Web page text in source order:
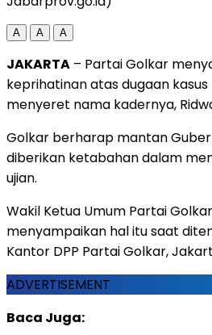
A A A
JAKARTA – Partai Golkar
keprihatinan atas dugaan
menyeret nama kadernya,
Golkar berharap mantan
diberikan ketabahan dalam
ujian.
Wakil Ketua Umum Partai
menyampaikan hal itu saat
Kantor DPP Partai Golkar,
ADVERTISEMENT
Baca Juga: